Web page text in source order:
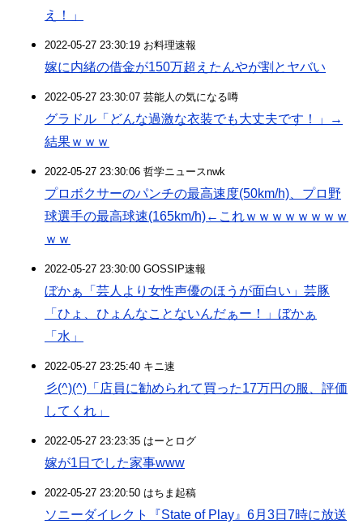
え！」
2022-05-27 23:30:19 お料理速報
嫁に内緒の借金が150万超えたんやが割とヤバい
2022-05-27 23:30:07 芸能人の気になる噂
グラドル「どんな過激な衣装でも大丈夫です！」→
結果ｗｗｗ
2022-05-27 23:30:06 哲学ニュースnwk
プロボクサーのパンチの最高速度(50km/h)、プロ野
球選手の最高球速(165km/h)←これｗｗｗｗｗｗｗｗ
ｗｗ
2022-05-27 23:30:00 GOSSIP速報
ぼかぁ「芸人より女性声優のほうが面白い」芸豚
「ひょ、ひょんなことないんだぁー！」ぼかぁ
「水」
2022-05-27 23:25:40 キニ速
彡(^)(^)「店員に勧められて買った17万円の服、評価
してくれ」
2022-05-27 23:23:35 はーとログ
嫁が1日でした家事www
2022-05-27 23:20:50 はちま起稿
ソニーダイレクト『State of Play』6月3日7時に放送